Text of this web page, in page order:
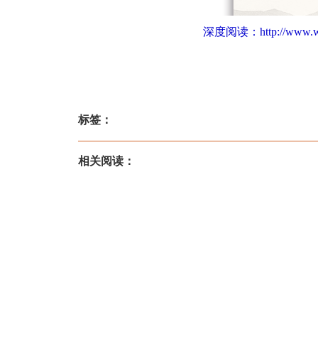
深度阅读： http://
标签：
相关阅读：